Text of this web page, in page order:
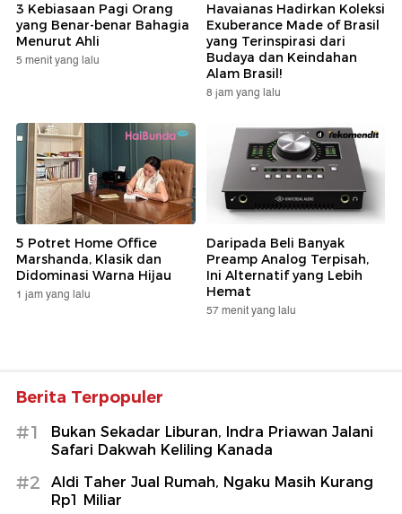
3 Kebiasaan Pagi Orang
yang Benar-benar Bahagia
Menurut Ahli
5 menit yang lalu
Havaianas Hadirkan Koleksi
Exuberance Made of Brasil
yang Terinspirasi dari
Budaya dan Keindahan
Alam Brasil!
8 jam yang lalu
5 Potret Home Office
Marshanda, Klasik dan
Didominasi Warna Hijau
1 jam yang lalu
Daripada Beli Banyak
Preamp Analog Terpisah,
Ini Alternatif yang Lebih
Hemat
57 menit yang lalu
Berita Terpopuler
#1
Bukan Sekadar Liburan, Indra Priawan Jalani
Safari Dakwah Keliling Kanada
#2
Aldi Taher Jual Rumah, Ngaku Masih Kurang
Rp1 Miliar